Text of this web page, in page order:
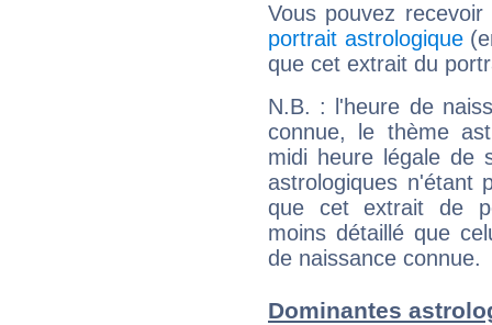
Vous pouvez
portrait astrologique
que cet extrait du
N.B. : l'heure de
connue, le thème
midi heure légale de
astrologiques n'étant
que cet extrait de
moins détaillé que
de naissance connue.
Dominantes